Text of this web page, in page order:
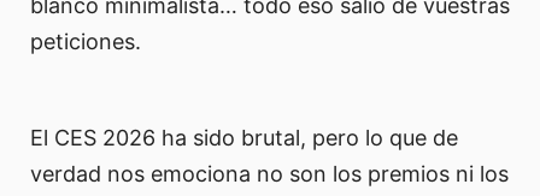
blanco minimalista… todo eso salió de vuestras
peticiones.
El CES 2026 ha sido brutal, pero lo que de
verdad nos emociona no son los premios ni los